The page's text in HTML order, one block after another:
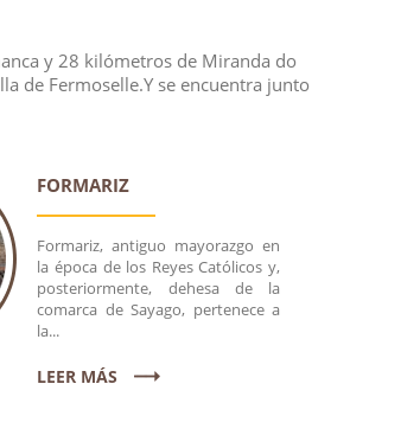
y 28 kilómetros de Miranda do
de Fermoselle.Y se encuentra junto
FORMARIZ
Formariz, antiguo mayorazgo en
la época de los Reyes Católicos y,
posteriormente, dehesa de la
comarca de Sayago, pertenece a
la...
LEER MÁS
GALERÍA DE FORNILLOS DE FERMOSELLE